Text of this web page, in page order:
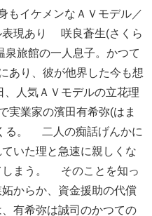
もイケメンなＡＶモデル／
現あり 咲良蒼生(さくら
泉旅館の一人息子。かつて
あり、彼が他界した今も想
人気ＡＶモデルの立花理
実業家の濱田有希弥(はま
る。 二人の痴話げんかに
いた理と急速に親しくな
しまう。 そのことを知っ
からか、資金援助の代償
有希弥は誠司のかつての